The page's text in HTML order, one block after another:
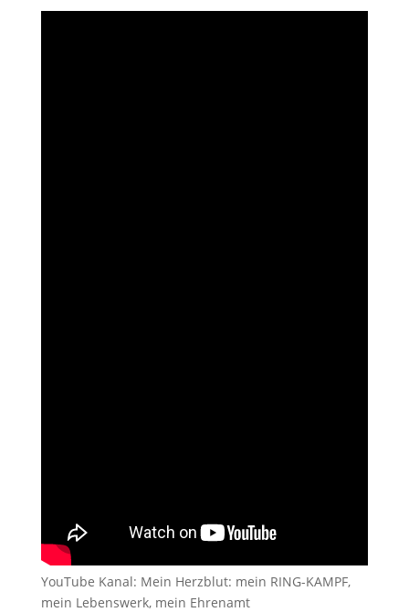
YouTube Kanal: Mein Herzblut: mein RING-KAMPF,
mein Lebenswerk, mein Ehrenamt